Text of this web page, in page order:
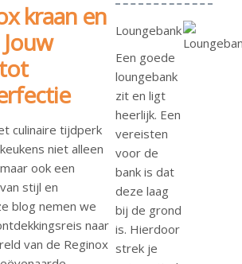
kraan en
culinaire tijdperk
niet alleen
ook een
stijl en
blog nemen we
naar
van de Reginox
Loungebank
Een goede
loungebank
zit en ligt
heerlijk. Een
vereisten
voor de
bank is dat
deze laag
bij de grond
is. Hierdoor
strek je